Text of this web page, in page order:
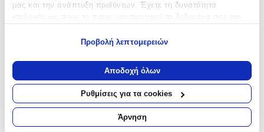
μας και την ανάπτυξη προϊόντων. Έχετε τη δυνατότητα
Να συλλέξουμε πληροφορίες σχετικά με τη γεωγραφική
σας τοποθεσία, οι οποίες μπορεί να είναι ακριβείς σε
απόσταση μερικών μέτρων
Να αναγνωρίσουμε τη συσκευή σας σαρώνοντας ενεργά
για συγκεκριμένα χαρακτηριστικά (δακτυλικό αποτύπωμα)
Μάθετε περισσότερα σχετικά με τον τρόπο επεξεργασίας των
Προβολή λεπτομερειών
Αποδοχή όλων
Ρυθμίσεις για τα cookies
Άρνηση
Αξιολογήσεις
Προς το παρόν δεν υπάρχουν άλλες αξιολογήσεις. Όταν